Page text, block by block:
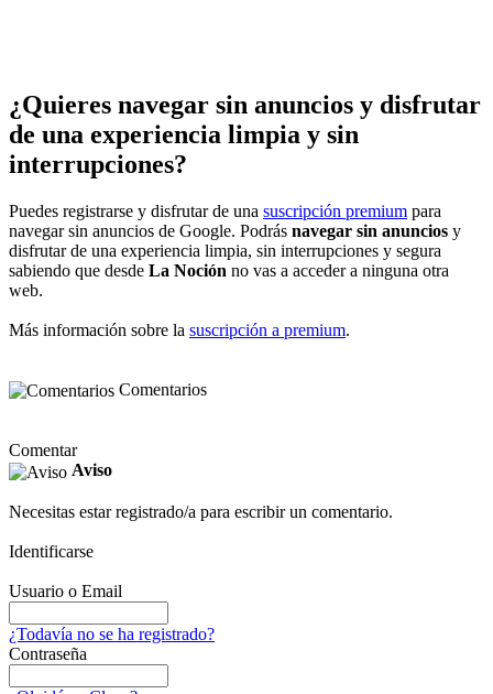
¿Quieres navegar sin anuncios y disfrutar
de una experiencia limpia y sin
interrupciones?
Puedes registrarse y disfrutar de una suscripción premium para
navegar sin anuncios de Google. Podrás navegar sin anuncios y
disfrutar de una experiencia limpia, sin interrupciones y segura
sabiendo que desde La Noción no vas a acceder a ninguna otra
web.
Más información sobre la suscripción a premium.
Comentarios
Comentar
Aviso
Necesitas estar registrado/a para escribir un comentario.
Identificarse
Usuario o Email
¿Todavía no se ha registrado?
Contraseña